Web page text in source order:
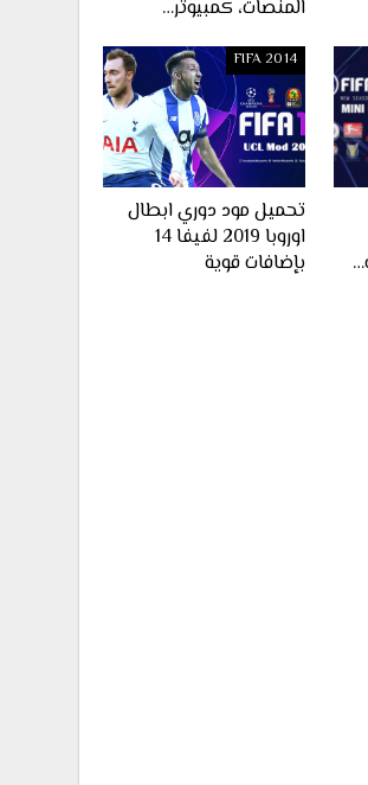
المنصات، كمبيوتر…
FIFA 2014
تحميل مود دوري ابطال
اوروبا 2019 لفيفا 14
بإضافات قوية